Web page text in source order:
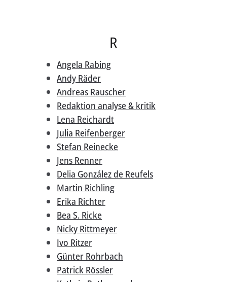
R
Angela Rabing
Andy Räder
Andreas Rauscher
Redaktion analyse & kritik
Lena Reichardt
Julia Reifenberger
Stefan Reinecke
Jens Renner
Delia González de Reufels
Martin Richling
Erika Richter
Bea S. Ricke
Nicky Rittmeyer
Ivo Ritzer
Günter Rohrbach
Patrick Rössler